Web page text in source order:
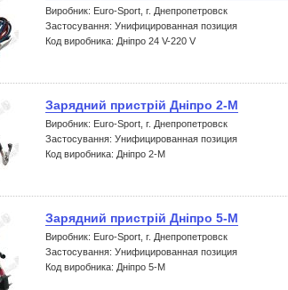
Виробник: Euro-Sport, г. Днепропетровск
Застосування: Унифицированная позиция
Код виробника: Дніпро 24 V-220 V
Зарядний пристрій Дніпро 2-М
Виробник: Euro-Sport, г. Днепропетровск
Застосування: Унифицированная позиция
Код виробника: Дніпро 2-М
Зарядний пристрій Дніпро 5-М
Виробник: Euro-Sport, г. Днепропетровск
Застосування: Унифицированная позиция
Код виробника: Дніпро 5-М